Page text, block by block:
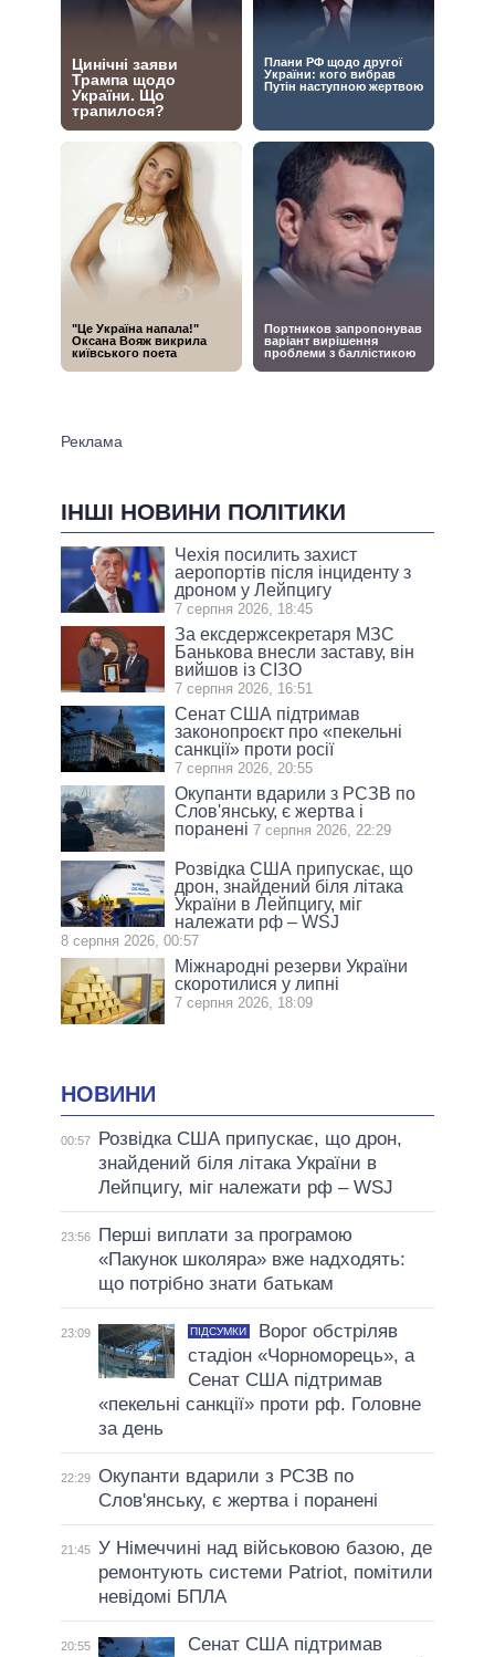
ІНШІ НОВИНИ ПОЛІТИКИ
Чехія посилить захист
аеропортів після інциденту з
дроном у Лейпцигу
7 серпня 2026, 18:45
За ексдержсекретаря МЗС
Банькова внесли заставу, він
вийшов із СІЗО
7 серпня 2026, 16:51
Сенат США підтримав
законопроєкт про «пекельні
санкції» проти росії
7 серпня 2026, 20:55
Окупанти вдарили з РСЗВ по
Слов'янську, є жертва і
поранені 7 серпня 2026, 22:29
Розвідка США припускає, що
дрон, знайдений біля літака
України в Лейпцигу, міг
належати рф – WSJ
8 серпня 2026, 00:57
Міжнародні резерви України
скоротилися у липні
7 серпня 2026, 18:09
НОВИНИ
00:57
Розвідка США припускає, що дрон,
знайдений біля літака України в
Лейпцигу, міг належати рф – WSJ
23:56
Перші виплати за програмою
«Пакунок школяра» вже надходять:
що потрібно знати батькам
23:09 ПІДСУМКИ
Ворог обстріляв
стадіон «Чорноморець», а
Сенат США підтримав
«пекельні санкції» проти рф. Головне
за день
22:29 Окупанти вдарили з РСЗВ по
Слов'янську, є жертва і поранені
21:45 У Німеччині над військовою базою, де
ремонтують системи Patriot, помітили
невідомі БПЛА
20:55
Сенат США підтримав